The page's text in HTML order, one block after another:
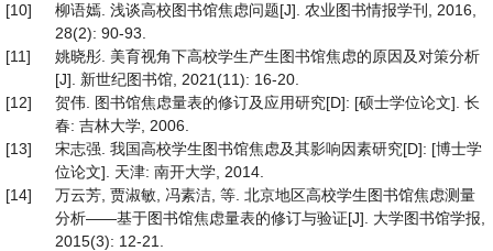
[10]
柳语嫣. 浅谈高校图书馆焦虑问题[J]. 农业图书情报学刊, 2016,
28(2): 90-93.
[11]
姚晓彤. 美育视角下高校学生产生图书馆焦虑的原因及对策分析
[J]. 新世纪图书馆, 2021(11): 16-20.
[12]
贺伟. 图书馆焦虑量表的修订及应用研究[D]: [硕士学位论文]. 长
春: 吉林大学, 2006.
[13]
宋志强. 我国高校学生图书馆焦虑及其影响因素研究[D]: [博士学
位论文]. 天津: 南开大学, 2014.
[14]
万云芳, 贾淑敏, 冯素洁, 等. 北京地区高校学生图书馆焦虑测量
分析——基于图书馆焦虑量表的修订与验证[J]. 大学图书馆学报,
2015(3): 12-21.